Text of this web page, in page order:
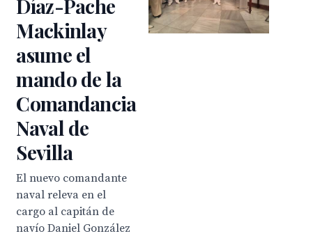
Díaz-Pache
Mackinlay
asume el
mando de la
Comandancia
Naval de
Sevilla
El nuevo comandante
naval releva en el
cargo al capitán de
navío Daniel González